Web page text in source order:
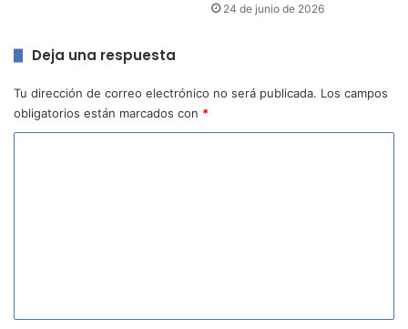
24 de junio de 2026
Deja una respuesta
Tu dirección de correo electrónico no será publicada. Los campos
obligatorios están marcados con *